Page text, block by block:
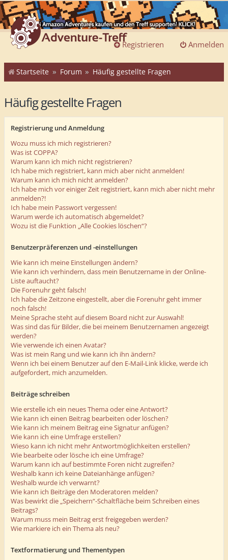
Anmelden
Registrieren
Startseite Forum Häufig gestellte Fragen
Häufig gestellte Fragen
Registrierung und Anmeldung
Wozu muss ich mich registrieren?
Was ist COPPA?
Warum kann ich mich nicht registrieren?
Ich habe mich registriert, kann mich aber nicht anmelden!
Warum kann ich mich nicht anmelden?
Ich habe mich vor einiger Zeit registriert, kann mich aber nicht mehr
anmelden?!
Ich habe mein Passwort vergessen!
Warum werde ich automatisch abgemeldet?
Wozu ist die Funktion „Alle Cookies löschen“?
Benutzerpräferenzen und -einstellungen
Wie kann ich meine Einstellungen ändern?
Wie kann ich verhindern, dass mein Benutzername in der Online-
Liste auftaucht?
Die Forenuhr geht falsch!
Ich habe die Zeitzone eingestellt, aber die Forenuhr geht immer
noch falsch!
Meine Sprache steht auf diesem Board nicht zur Auswahl!
Was sind das für Bilder, die bei meinem Benutzernamen angezeigt
werden?
Wie verwende ich einen Avatar?
Was ist mein Rang und wie kann ich ihn ändern?
Wenn ich bei einem Benutzer auf den E-Mail-Link klicke, werde ich
aufgefordert, mich anzumelden.
Beiträge schreiben
Wie erstelle ich ein neues Thema oder eine Antwort?
Wie kann ich einen Beitrag bearbeiten oder löschen?
Wie kann ich meinem Beitrag eine Signatur anfügen?
Wie kann ich eine Umfrage erstellen?
Wieso kann ich nicht mehr Antwortmöglichkeiten erstellen?
Wie bearbeite oder lösche ich eine Umfrage?
Warum kann ich auf bestimmte Foren nicht zugreifen?
Weshalb kann ich keine Dateianhänge anfügen?
Weshalb wurde ich verwarnt?
Wie kann ich Beiträge den Moderatoren melden?
Was bewirkt die „Speichern“-Schaltfläche beim Schreiben eines
Beitrags?
Warum muss mein Beitrag erst freigegeben werden?
Wie markiere ich ein Thema als neu?
Textformatierung und Thementypen